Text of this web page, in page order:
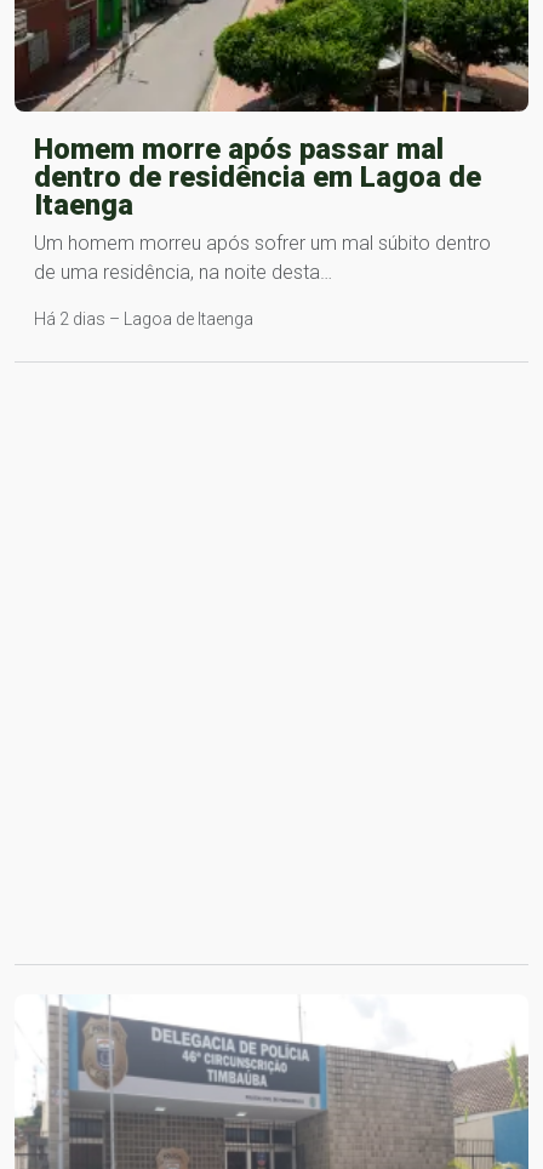
Homem morre após passar mal
dentro de residência em Lagoa de
Itaenga
Um homem morreu após sofrer um mal súbito dentro
de uma residência, na noite desta…
Há 2 dias – Lagoa de Itaenga